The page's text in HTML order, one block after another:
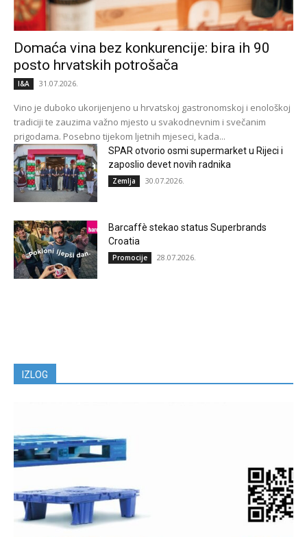
Domaća vina bez konkurencije: bira ih 90
posto hrvatskih potrošača
I&A 31.07.2026.
Vino je duboko ukorijenjeno u hrvatskoj gastronomskoj i enološkoj
tradiciji te zauzima važno mjesto u svakodnevnim i svečanim
prigodama. Posebno tijekom ljetnih mjeseci, kada...
SPAR otvorio osmi supermarket u Rijeci i
zaposlio devet novih radnika
Zemlja 30.07.2026.
Barcaffè stekao status Superbrands
Croatia
Promocije 28.07.2026.
IZLOG